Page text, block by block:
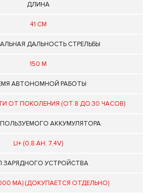
ДЛИНА
41 СМ
ДАЛЬНОСТЬ СТРЕЛЬБЫ
150 М
АВТОНОМНОЙ РАБОТЫ
ОТ ПОКОЛЕНИЯ (ОТ 8 ДО 30 ЧАСОВ)
АККУМУЛЯТОРА
LI+ (0,8 AH; 7,4V)
ЗАРЯДНОГО УСТРОЙСТВА
MA) (ДОКУПАЕТСЯ ОТДЕЛЬНО)